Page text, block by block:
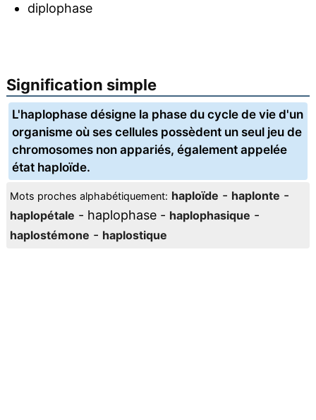
diplophase
Signification simple
L'haplophase désigne la phase du cycle de vie d'un
organisme où ses cellules possèdent un seul jeu de
chromosomes non appariés, également appelée
état haploïde.
Mots proches alphabétiquement: haploïde - haplonte -
haplopétale - haplophase - haplophasique -
haplostémone - haplostique